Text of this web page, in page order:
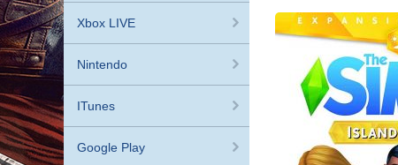
Xbox LIVE
Nintendo
ITunes
Google Play